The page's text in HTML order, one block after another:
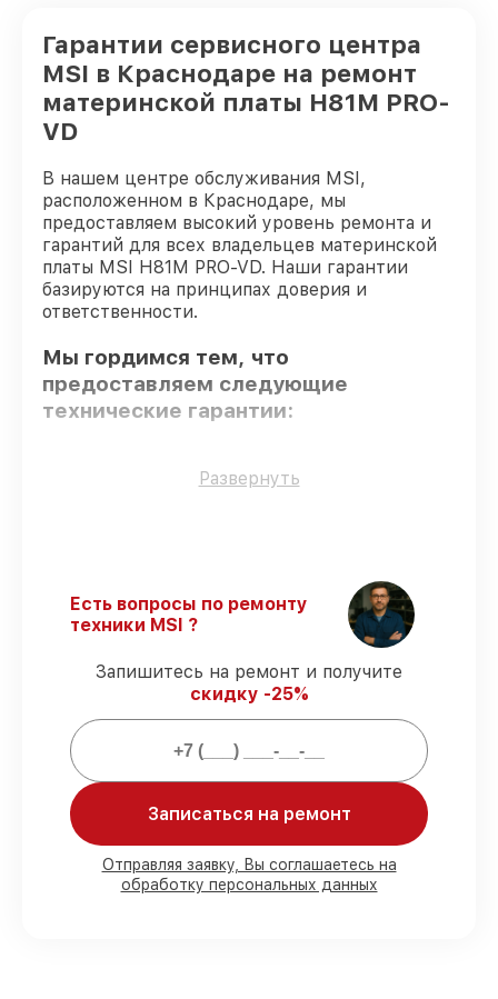
Гарантии сервисного центра
MSI в Краснодаре на ремонт
материнской платы H81M PRO-
VD
В нашем центре обслуживания MSI,
расположенном в Краснодаре, мы
предоставляем высокий уровень ремонта и
гарантий для всех владельцев материнской
платы MSI H81M PRO-VD. Наши гарантии
базируются на принципах доверия и
ответственности.
Мы гордимся тем, что
предоставляем следующие
технические гарантии:
Только фирменные комплектующие
обучение и ежегодную аттестацию, что
подтверждает их уровень мастерства.
Точное соблюдение сроков
–
гарантируем завершение работ без
задержек.
Сервис с гарантией– все работы по
восстановлению проводятся с
официальной гарантией.
Мы гарантируем:
80%работ в присутствии заказчика
90%комплектующих для материнских
Развернуть
Есть вопросы по ремонту
техники MSI ?
Запишитесь на ремонт и получите
скидку -25%
Записаться на ремонт
Отправляя заявку, Вы соглашаетесь на
обработку персональных данных